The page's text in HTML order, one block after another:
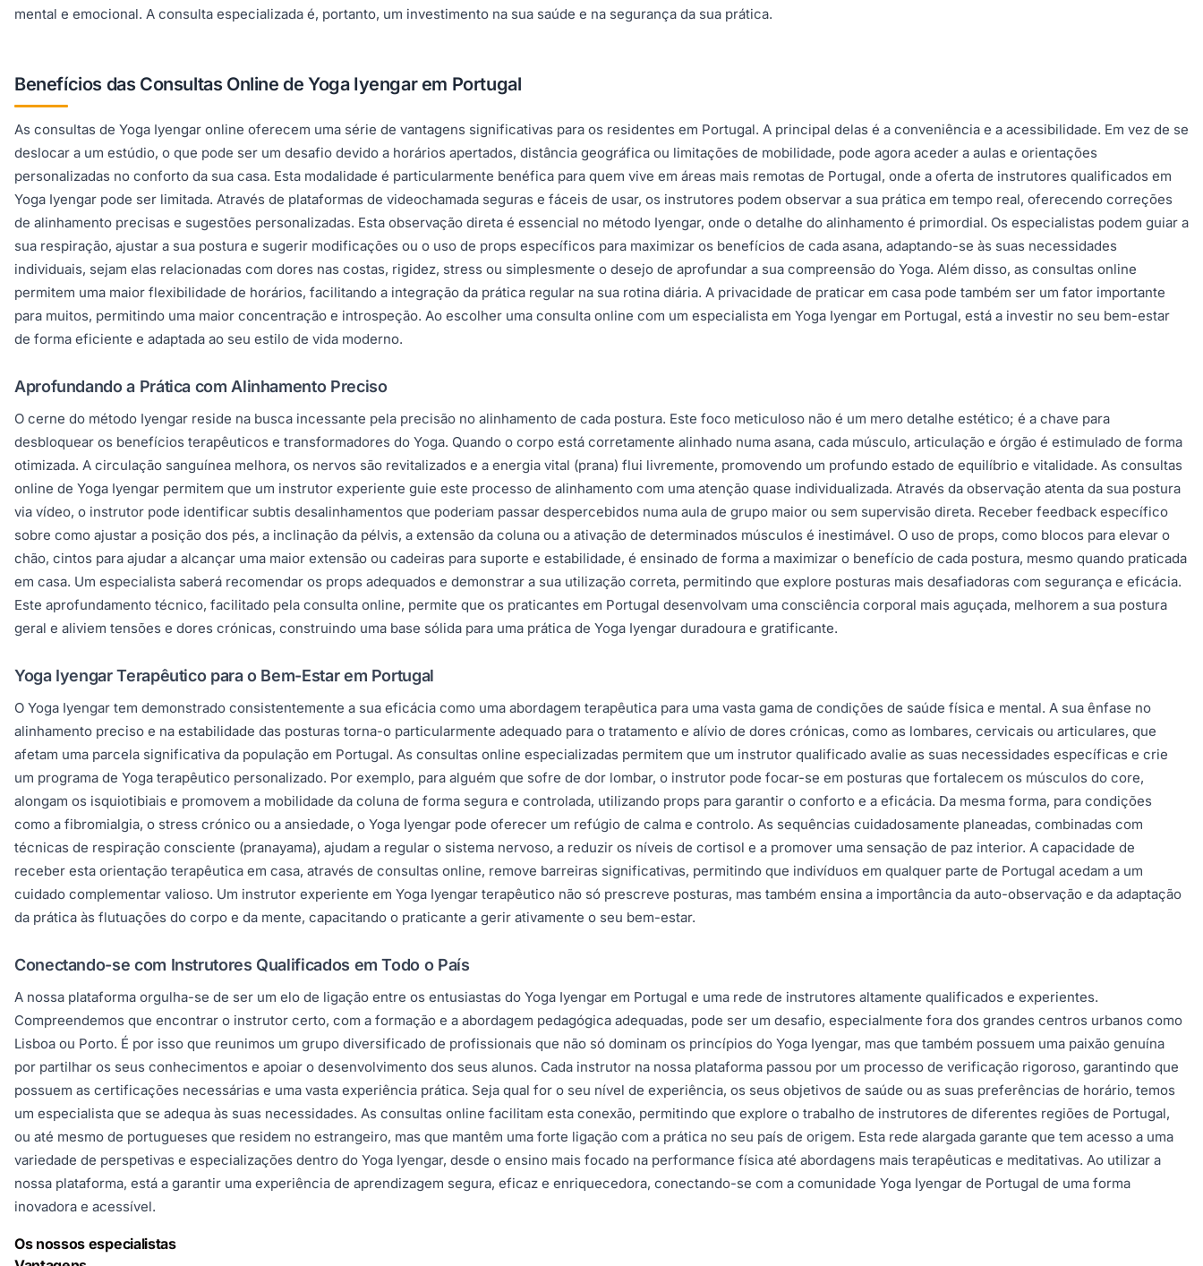
mental e emocional. A consulta especializada é, portanto, um investimento na sua saúde e na segurança da sua prática.
Benefícios das Consultas Online de Yoga Iyengar em Portugal
As consultas de Yoga Iyengar online oferecem uma série de vantagens significativas para os residentes em Portugal. A principal delas é a conveniência e a acessibilidade. Em vez de se
deslocar a um estúdio, o que pode ser um desafio devido a horários apertados, distância geográfica ou limitações de mobilidade, pode agora aceder a aulas e orientações
personalizadas no conforto da sua casa. Esta modalidade é particularmente benéfica para quem vive em áreas mais remotas de Portugal, onde a oferta de instrutores qualificados em
Yoga Iyengar pode ser limitada. Através de plataformas de videochamada seguras e fáceis de usar, os instrutores podem observar a sua prática em tempo real, oferecendo correções
de alinhamento precisas e sugestões personalizadas. Esta observação direta é essencial no método Iyengar, onde o detalhe do alinhamento é primordial. Os especialistas podem guiar a
sua respiração, ajustar a sua postura e sugerir modificações ou o uso de props específicos para maximizar os benefícios de cada asana, adaptando-se às suas necessidades
individuais, sejam elas relacionadas com dores nas costas, rigidez, stress ou simplesmente o desejo de aprofundar a sua compreensão do Yoga. Além disso, as consultas online
permitem uma maior flexibilidade de horários, facilitando a integração da prática regular na sua rotina diária. A privacidade de praticar em casa pode também ser um fator importante
para muitos, permitindo uma maior concentração e introspeção. Ao escolher uma consulta online com um especialista em Yoga Iyengar em Portugal, está a investir no seu bem-estar
de forma eficiente e adaptada ao seu estilo de vida moderno.
Aprofundando a Prática com Alinhamento Preciso
O cerne do método Iyengar reside na busca incessante pela precisão no alinhamento de cada postura. Este foco meticuloso não é um mero detalhe estético; é a chave para
desbloquear os benefícios terapêuticos e transformadores do Yoga. Quando o corpo está corretamente alinhado numa asana, cada músculo, articulação e órgão é estimulado de forma
otimizada. A circulação sanguínea melhora, os nervos são revitalizados e a energia vital (prana) flui livremente, promovendo um profundo estado de equilíbrio e vitalidade. As consultas
online de Yoga Iyengar permitem que um instrutor experiente guie este processo de alinhamento com uma atenção quase individualizada. Através da observação atenta da sua postura
via vídeo, o instrutor pode identificar subtis desalinhamentos que poderiam passar despercebidos numa aula de grupo maior ou sem supervisão direta. Receber feedback específico
sobre como ajustar a posição dos pés, a inclinação da pélvis, a extensão da coluna ou a ativação de determinados músculos é inestimável. O uso de props, como blocos para elevar o
chão, cintos para ajudar a alcançar uma maior extensão ou cadeiras para suporte e estabilidade, é ensinado de forma a maximizar o benefício de cada postura, mesmo quando praticada
em casa. Um especialista saberá recomendar os props adequados e demonstrar a sua utilização correta, permitindo que explore posturas mais desafiadoras com segurança e eficácia.
Este aprofundamento técnico, facilitado pela consulta online, permite que os praticantes em Portugal desenvolvam uma consciência corporal mais aguçada, melhorem a sua postura
geral e aliviem tensões e dores crónicas, construindo uma base sólida para uma prática de Yoga Iyengar duradoura e gratificante.
Yoga Iyengar Terapêutico para o Bem-Estar em Portugal
O Yoga Iyengar tem demonstrado consistentemente a sua eficácia como uma abordagem terapêutica para uma vasta gama de condições de saúde física e mental. A sua ênfase no
alinhamento preciso e na estabilidade das posturas torna-o particularmente adequado para o tratamento e alívio de dores crónicas, como as lombares, cervicais ou articulares, que
afetam uma parcela significativa da população em Portugal. As consultas online especializadas permitem que um instrutor qualificado avalie as suas necessidades específicas e crie
um programa de Yoga terapêutico personalizado. Por exemplo, para alguém que sofre de dor lombar, o instrutor pode focar-se em posturas que fortalecem os músculos do core,
alongam os isquiotibiais e promovem a mobilidade da coluna de forma segura e controlada, utilizando props para garantir o conforto e a eficácia. Da mesma forma, para condições
como a fibromialgia, o stress crónico ou a ansiedade, o Yoga Iyengar pode oferecer um refúgio de calma e controlo. As sequências cuidadosamente planeadas, combinadas com
técnicas de respiração consciente (pranayama), ajudam a regular o sistema nervoso, a reduzir os níveis de cortisol e a promover uma sensação de paz interior. A capacidade de
receber esta orientação terapêutica em casa, através de consultas online, remove barreiras significativas, permitindo que indivíduos em qualquer parte de Portugal acedam a um
cuidado complementar valioso. Um instrutor experiente em Yoga Iyengar terapêutico não só prescreve posturas, mas também ensina a importância da auto-observação e da adaptação
da prática às flutuações do corpo e da mente, capacitando o praticante a gerir ativamente o seu bem-estar.
Conectando-se com Instrutores Qualificados em Todo o País
A nossa plataforma orgulha-se de ser um elo de ligação entre os entusiastas do Yoga Iyengar em Portugal e uma rede de instrutores altamente qualificados e experientes.
Compreendemos que encontrar o instrutor certo, com a formação e a abordagem pedagógica adequadas, pode ser um desafio, especialmente fora dos grandes centros urbanos como
Lisboa ou Porto. É por isso que reunimos um grupo diversificado de profissionais que não só dominam os princípios do Yoga Iyengar, mas que também possuem uma paixão genuína
por partilhar os seus conhecimentos e apoiar o desenvolvimento dos seus alunos. Cada instrutor na nossa plataforma passou por um processo de verificação rigoroso, garantindo que
possuem as certificações necessárias e uma vasta experiência prática. Seja qual for o seu nível de experiência, os seus objetivos de saúde ou as suas preferências de horário, temos
um especialista que se adequa às suas necessidades. As consultas online facilitam esta conexão, permitindo que explore o trabalho de instrutores de diferentes regiões de Portugal,
ou até mesmo de portugueses que residem no estrangeiro, mas que mantêm uma forte ligação com a prática no seu país de origem. Esta rede alargada garante que tem acesso a uma
variedade de perspetivas e especializações dentro do Yoga Iyengar, desde o ensino mais focado na performance física até abordagens mais terapêuticas e meditativas. Ao utilizar a
nossa plataforma, está a garantir uma experiência de aprendizagem segura, eficaz e enriquecedora, conectando-se com a comunidade Yoga Iyengar de Portugal de uma forma
inovadora e acessível.
Os nossos especialistas